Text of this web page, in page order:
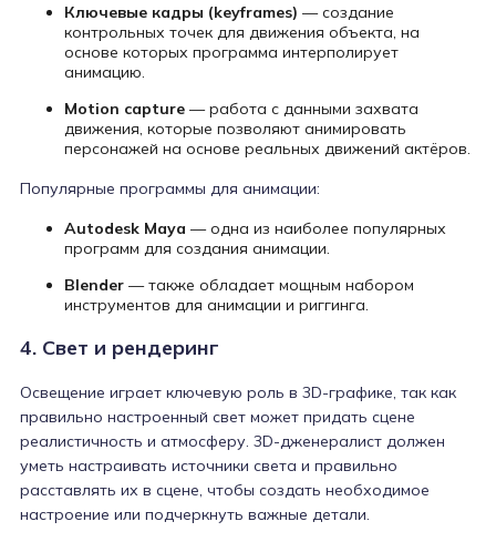
Ключевые кадры (keyframes) — создание
контрольных точек для движения объекта, на
основе которых программа интерполирует
анимацию.
Motion capture— работа с данными захвата
движения, которые позволяют анимировать
персонажей на основе реальных движений актёров.
Популярные программы для анимации:
Autodesk Maya — одна из наиболее популярных
программ для создания анимации.
Blender— также обладает мощным набором
инструментов для анимации и риггинга.
4. Свет и рендеринг
Освещение играет ключевую роль в 3D-графике, так как
правильно настроенный свет может придать сцене
реалистичность и атмосферу. 3D-дженералист должен
уметь настраивать источники света и правильно
расставлять их в сцене, чтобы создать необходимое
настроение или подчеркнуть важные детали.